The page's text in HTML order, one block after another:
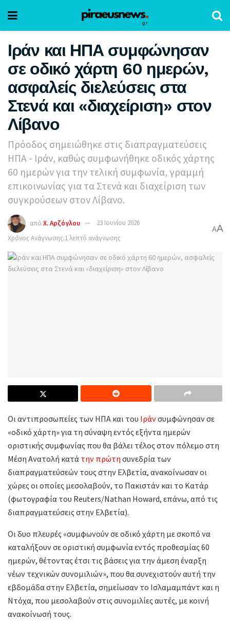
Ιράν και ΗΠΑ συμφώνησαν
σε οδικό χάρτη 60 ημερών,
ασφαλείς διελεύσεις στα
Στενά και «διαχείριση» στον
Λίβανο
Πρόοδος σημειώθηκε στις διαπραγματεύσεις
ΗΠΑ - Ιράν, καθώς συμφωνήθηκε οδικός χάρτης
60 ημερών για την τελική συμφωνία, γραμμή
επικοινωνίας για τα Στενά και διαχείριση των
συγκρούσεων στον Λίβανο.
από Χ. Αρζόγλου
23 Ιουνίου 2026
Χρόνος Ανάγνωσης:1 λεπτό ανάγνωσης
AA
Οι αντιπροσωπείες των ΗΠΑ και του Ιράνσυμφώνησαν σε
«οδικό χάρτη» για τη σύναψη εντός εξήντα ημερών
οριστικής συμφωνίας που θα βάλει τέλος στον πόλεμο στη
Μέση Ανατολή κατά την πρώτη συνεδρία των
διαπραγματεύσεών τους στην Ελβετία, ανακοίνωσαν οι
χώρες οι οποίες μεσολαβούν, το Πακιστάν και το Κατάρ
(φωτογραφία του Reuters/Nathan Howard, επάνω, από τις
διαπραγματεύσεις στην Ελβετία).
Οι δυο πλευρές «συμφωνούν σε οδικό χάρτη με σκοπό να
καταλήξουν σε οριστική συμφωνία εντός προθεσμίας 60
ημερών, θέτοντας έτσι τις βάσεις για την άμεση έναρξη
νέων τεχνικών συνομιλιών», που θα συνεχιστούν αυτή την
εβδομάδα στην Ελβετία, σημείωσαν το Ισλαμαμπάντ και η
Ντόχα, που μεσολαβούν στις συνομιλίες αυτές, με κοινή
ανακοίνωσή τους.